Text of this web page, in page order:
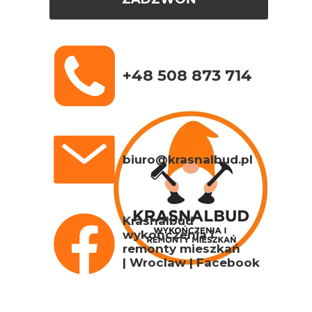
+48 508 873 714
Krasnalbud
wykończenia i
remonty mieszkań
| Wroclaw | Facebook
biuro@krasnalbud.pl